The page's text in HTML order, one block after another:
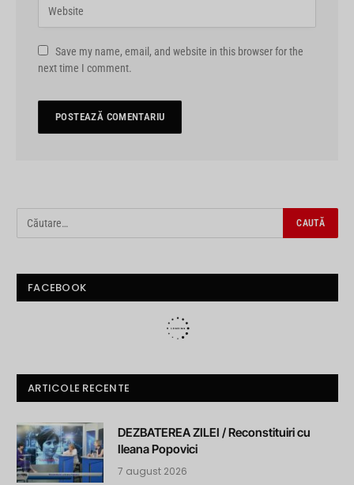
Save my name, email, and website in this browser for the
next time I comment.
FACEBOOK
ARTICOLE RECENTE
DEZBATEREA ZILEI / Reconstituiri cu
Ileana Popovici
7 august 2026